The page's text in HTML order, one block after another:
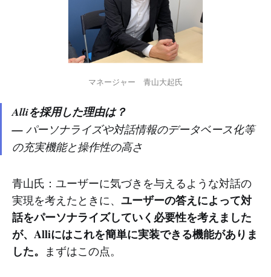
マネージャー　青山大起氏
Alliを採用した理由は？
— パーソナライズや対話情報のデータベース化等
の充実機能と操作性の高さ
青山氏：ユーザーに気づきを与えるような対話の
実現を考えたときに、 ユーザーの答えによって対
話をパーソナライズしていく必要性を考えました
が、Alliにはこれを簡単に実装できる機能がありま
した。 まずはこの点。